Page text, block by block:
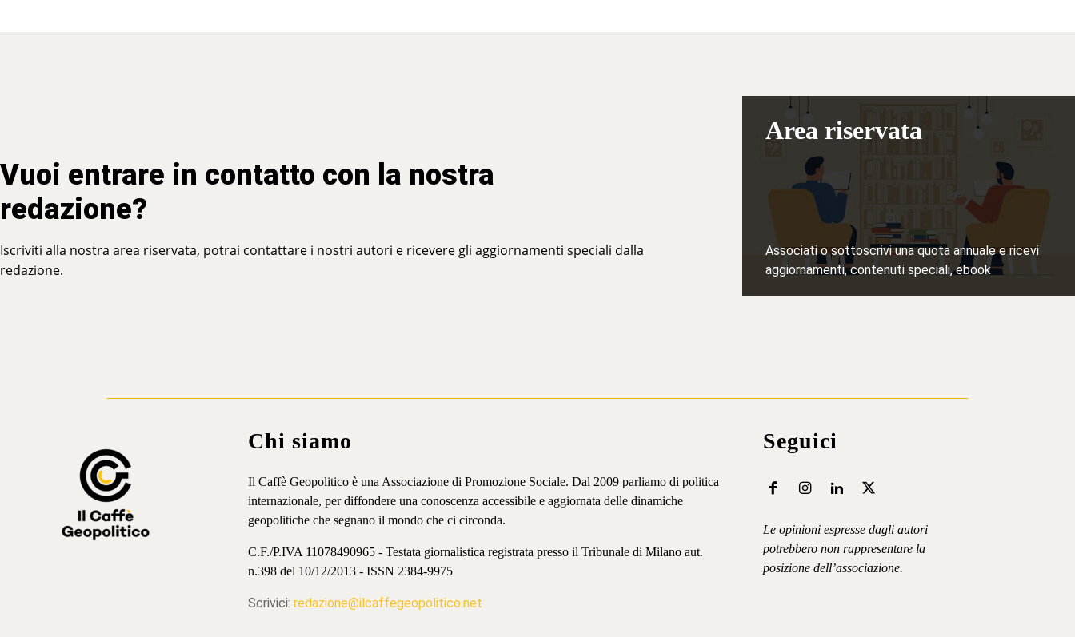
Vuoi entrare in contatto con la nostra
redazione?
Iscriviti alla nostra area riservata, potrai contattare i nostri autori e ricevere gli aggiornamenti speciali dalla
redazione.
Area riservata
Associati o sottoscrivi una quota annuale e ricevi
aggiornamenti, contenuti speciali, ebook
Chi siamo
Il Caffè Geopolitico è una Associazione di Promozione Sociale. Dal 2009 parliamo di politica
internazionale, per diffondere una conoscenza accessibile e aggiornata delle dinamiche
geopolitiche che segnano il mondo che ci circonda.
C.F./P.IVA 11078490965 - Testata giornalistica registrata presso il Tribunale di Milano aut.
n.398 del 10/12/2013 - ISSN 2384-9975
Scrivici: redazione@ilcaffegeopolitico.net
Seguici
Le opinioni espresse dagli autori
potrebbero non rappresentare la
posizione dell’associazione.